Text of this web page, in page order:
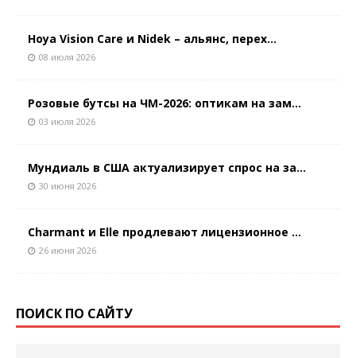
Hoya Vision Care и Nidek – альянс, перех...
08 июля 2026
Розовые бутсы на ЧМ-2026: оптикам на зам...
03 июля 2026
Мундиаль в США актуализирует спрос на за...
30 июня 2026
Charmant и Elle продлевают лицензионное ...
26 июня 2026
ПОИСК ПО САЙТУ